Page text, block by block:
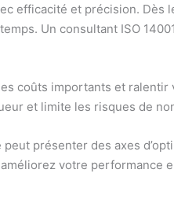
efficacité et précision. Dès
Un consultant ISO
coûts importants et
et limite les risques de
présenter des axes
votre performance